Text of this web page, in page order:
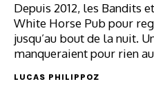
Depuis 2012, les Bandits
White Horse Pub pour
jusqu’au bout de la nuit.
manqueraient pour rien
LUCAS PHILIPPOZ